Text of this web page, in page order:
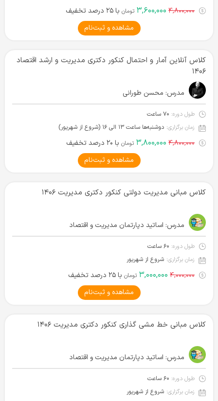
۴,۸۰۰,۰۰۰ ۳,۶۰۰,۰۰۰ تومان با ۲۵ درصد تخفیف
مشاهده و ثبت‌نام
کلاس آنلاین آمار و احتمال کنکور دکتری مدیریت و ارشد اقتصاد
۱۴۰۶
مدرس: محسن طورانی
طول دوره: ۷۰ ساعت
زمان برگزاری: دوشنبه‌ها ساعت ۱۳ الی ۱۶ (شروع از شهریور)
۴,۸۰۰,۰۰۰ ۳,۸۰۰,۰۰۰ تومان با ۲۰ درصد تخفیف
مشاهده و ثبت‌نام
کلاس مبانی مدیریت دولتی کنکور دکتری مدیریت ۱۴۰۶
مدرس: اساتید دپارتمان مدیریت و اقتصاد
طول دوره: ۶۰ ساعت
زمان برگزاری: شروع از شهریور
۴,۰۰۰,۰۰۰ ۳,۰۰۰,۰۰۰ تومان با ۲۵ درصد تخفیف
مشاهده و ثبت‌نام
کلاس مبانی خط مشی گذاری کنکور دکتری مدیریت ۱۴۰۶
مدرس: اساتید دپارتمان مدیریت و اقتصاد
طول دوره: ۶۰ ساعت
زمان برگزاری: شروع از شهریور